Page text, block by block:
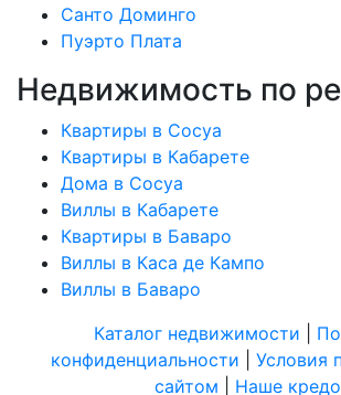
Санто Доминго
Пуэрто Плата
Недвижимость по
Квартиры в Сосуа
Квартиры в Кабарете
Дома в Сосуа
Виллы в Кабарете
Квартиры в Баваро
Виллы в Каса де Кампо
Виллы в Баваро
Каталог недвижимости
конфиденциальности
Условия
сайтом
Наше кредо